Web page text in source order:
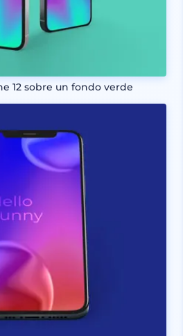
12 sobre un fondo verde